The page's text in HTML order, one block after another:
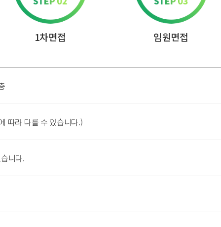
1차면접 임원면접
따라 다를 수 있습니다.)
니다.